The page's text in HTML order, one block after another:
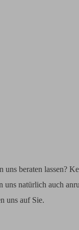
uns beraten lassen?
natürlich auch
uns auf Sie.